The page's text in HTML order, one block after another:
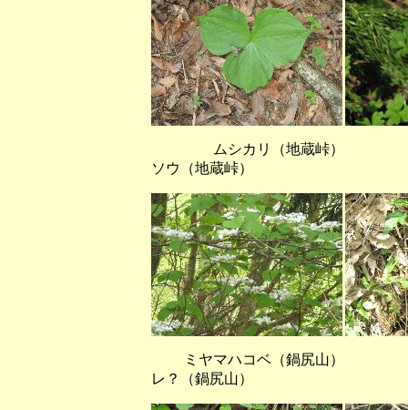
ムシカリ（地蔵峠）
ソウ（地蔵峠）
ミヤマハコベ（鍋尻山）
レ？（鍋尻山）